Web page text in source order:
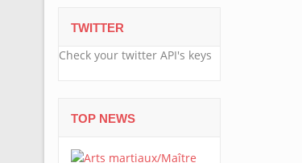
TWITTER
Check your twitter API's keys
TOP NEWS